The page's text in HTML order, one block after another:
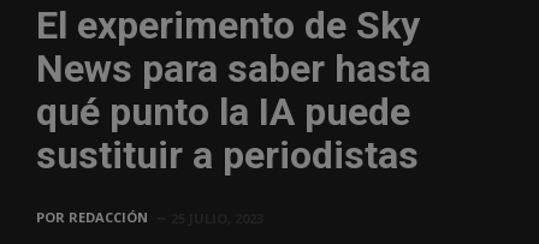
El experimento de Sky
News para saber hasta
qué punto la IA puede
sustituir a periodistas
POR REDACCIÓN